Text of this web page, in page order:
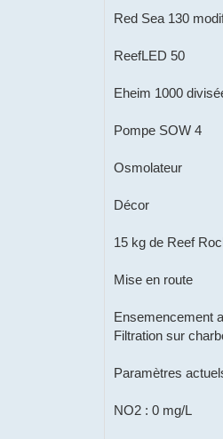
Red Sea 130
ReefLED 50
Eheim 1000
Pompe SOW 4
Osmolateur
Décor
15 kg de Reef
Mise en route
Ensemencement
Filtration sur
Paramètres
NO2 : 0 mg/L